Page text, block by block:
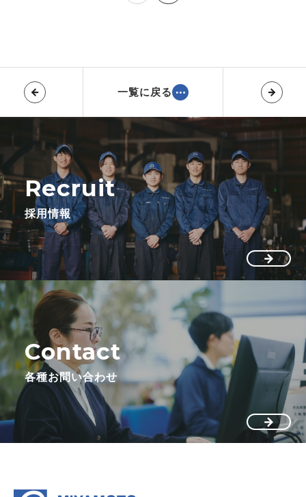
一覧に戻る
Recruit
採用情報
Contact
各種お問い合わせ